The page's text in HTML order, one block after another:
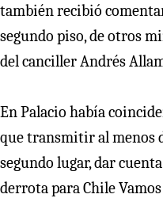
también recibió
segundo piso, de otros
del canciller Andrés
En Palacio había
que transmitir al menos
segundo lugar, dar
derrota para Chile